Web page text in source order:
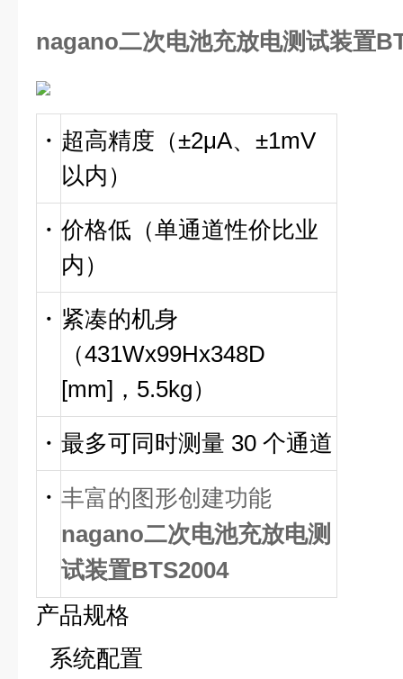
nagano二次电池充放电测试装置
・ 超高精度（±2μA、±1mV
以内）
・ 价格低（单通道性价比业
内）
・ 紧凑的机身
（431Wx99Hx348D
[mm]，5.5kg）
・ 最多可同时测量 30 个通道
・ 丰富的图形创建功能
nagano二次电池充放电测
试装置BTS2004
产品规格
系统配置